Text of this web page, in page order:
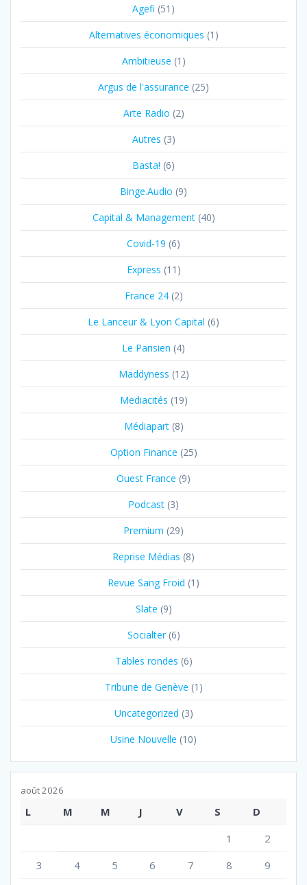
Agefi (51)
Alternatives économiques (1)
Ambitieuse (1)
Argus de l'assurance (25)
Arte Radio (2)
Autres (3)
Basta! (6)
Binge.Audio (9)
Capital & Management(40)
Covid-19 (6)
Express (11)
France 24(2)
Le Lanceur & Lyon Capital (6)
Le Parisien (4)
Maddyness (12)
Mediacités (19)
Médiapart(8)
Option Finance (25)
Ouest France (9)
Podcast (3)
Premium (29)
Reprise Médias (8)
Revue Sang Froid (1)
Slate (9)
Socialter(6)
Tables rondes (6)
Tribune de Genève (1)
Uncategorized (3)
Usine Nouvelle (10)
août 2026
L M M J V S
D
1
2
3
4 5 6 7 8 9